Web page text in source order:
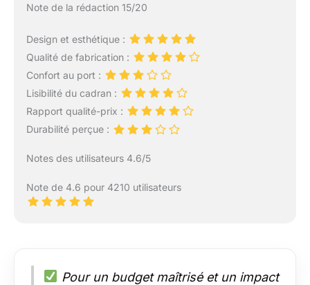
Note de la rédaction 15/20
Design et esthétique :
Qualité de fabrication :
Confort au port :
Lisibilité du cadran :
Rapport qualité-prix :
Durabilité perçue :
Notes des utilisateurs 4.6/5
Note de 4.6 pour 4210 utilisateurs
Pour un budget maîtrisé et un impact